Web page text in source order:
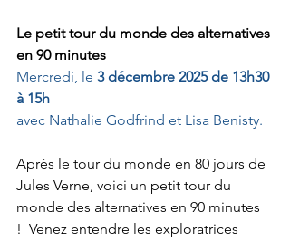
Le petit tour du monde des alternatives
en 90 minutes
Mercredi, le 3 décembre 2025 de 13h30
à 15h
avec Nathalie Godfrind et Lisa Benisty.
Après le tour du monde en 80 jours de
Jules Verne, voici un petit tour du
monde des alternatives en 90 minutes
!  Venez entendre les exploratrices